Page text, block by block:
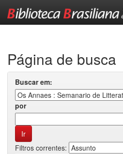
Página de busca
Buscar em:
por
Filtros correntes: